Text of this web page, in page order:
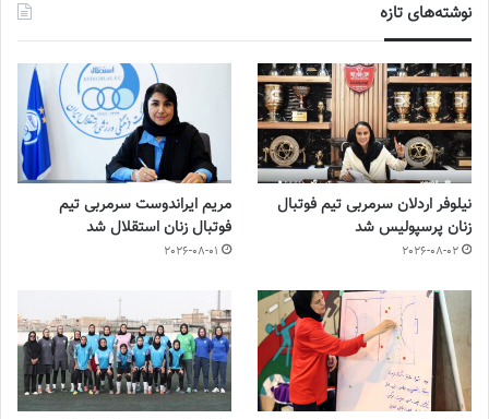
نوشته‌های تازه
نیلوفر اردلان سرمربی تیم فوتبال
زنان پرسپولیس شد
2026-08-02
مریم ایراندوست سرمربی تیم
فوتبال زنان استقلال شد
2026-08-01